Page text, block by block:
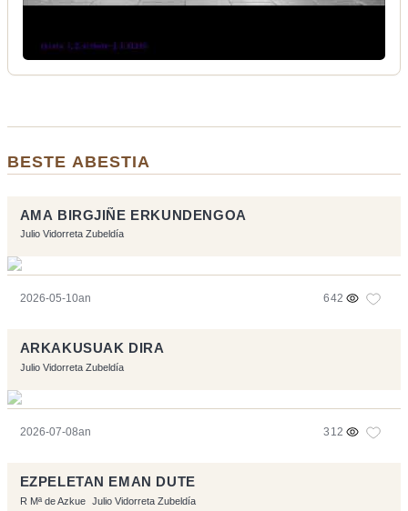
BESTE ABESTIA
AMA BIRGJIÑE ERKUNDENGOA
Julio Vidorreta Zubeldía
2026-05-10an 642
ARKAKUSUAK DIRA
Julio Vidorreta Zubeldía
2026-07-08an 312
EZPELETAN EMAN DUTE
R Mª de Azkue Julio Vidorreta Zubeldía